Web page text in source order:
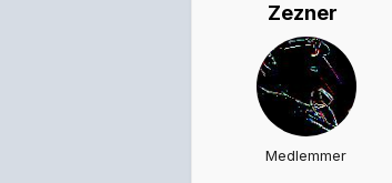
Zezner
Medlemmer